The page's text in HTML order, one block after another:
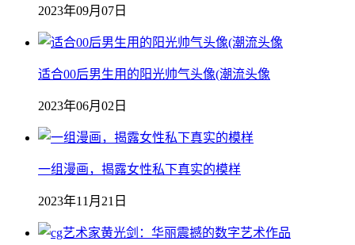
2023年09月07日
适合00后男生用的阳光帅气头像(潮流头像
2023年06月02日
一组漫画，揭露女性私下真实的模样
2023年11月21日